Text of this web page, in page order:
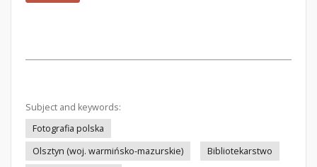
Subject and keywords:
Fotografia polska
Olsztyn (woj. warmińsko-mazurskie)
Bibliotekarstwo